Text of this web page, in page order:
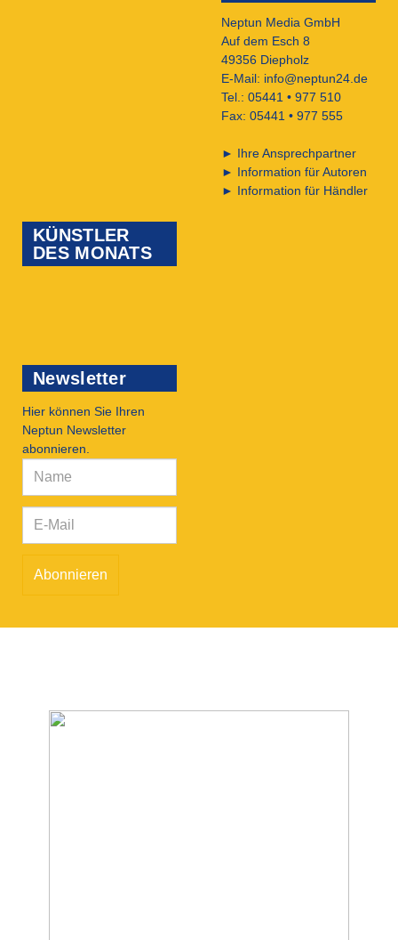
Neptun Media GmbH
Auf dem Esch 8
49356 Diepholz
E-Mail: info@neptun24.de
Tel.: 05441 • 977 510
Fax: 05441 • 977 555
► Ihre Ansprechpartner
► Information für Autoren
► Information für Händler
KÜNSTLER
DES MONATS
Newsletter
Hier können Sie Ihren
Neptun Newsletter
abonnieren.